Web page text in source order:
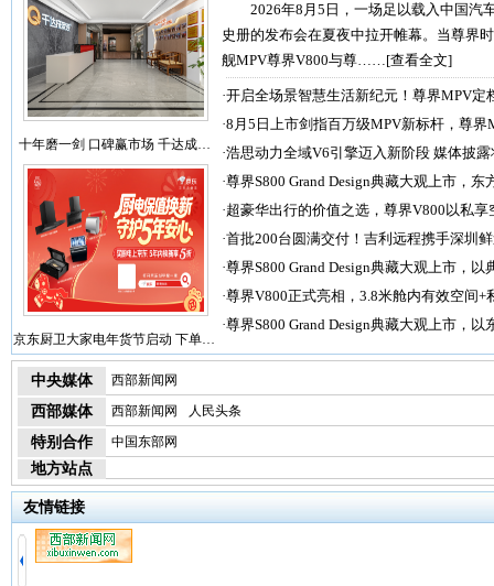
十年磨一剑 口碑赢市场 千达成…
京东厨卫大家电年货节启动 下单…
2026年8月5日，一场足以载入中国汽
史册的发布会在夏夜中拉开帷幕。当尊界
舰MPV尊界V800与尊……[查看全文]
·开启全场景智慧生活新纪元！尊界MPV
·8月5日上市剑指百万级MPV新标杆，尊
·浩思动力全域V6引擎迈入新阶段 媒体披
·尊界S800 Grand Design典藏大观上市，
·超豪华出行的价值之选，尊界V800以私
·首批200台圆满交付！吉利远程携手深圳
·尊界S800 Grand Design典藏大观上市，
·尊界V800正式亮相，3.8米舱内有效空间
·尊界S800 Grand Design典藏大观上市，
中央媒体 西部新闻网
西部媒体 西部新闻网 人民头条
特别合作 中国东部网
地方站点
友情链接